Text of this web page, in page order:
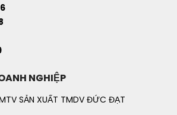
NGHIỆP
SẢN XUẤT TMDV ĐỨC ĐẠT